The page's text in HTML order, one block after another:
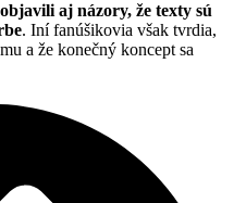
aj názory, že texty sú
. Iní fanúšikovia však tvrdia,
a že konečný koncept sa